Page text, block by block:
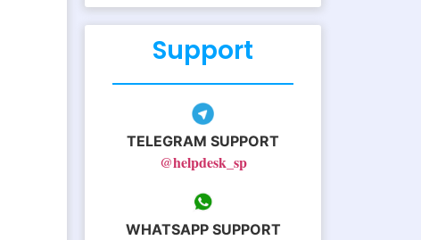
Support
TELEGRAM SUPPORT
@helpdesk_sp
WHATSAPP SUPPORT